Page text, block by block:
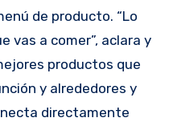
de producto. “Lo
vas a comer”, aclara y
productos que
y alrededores y
directamente